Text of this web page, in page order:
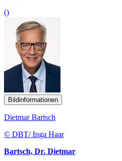
()
Bildinformationen
Dietmar Bartsch
© DBT/ Inga Haar
Bartsch, Dr. Dietmar